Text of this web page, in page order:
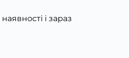
і зараз